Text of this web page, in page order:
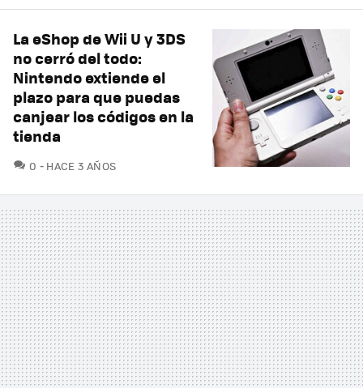
La eShop de Wii U y 3DS
no cerró del todo:
Nintendo extiende el
plazo para que puedas
canjear los códigos en la
tienda
0 COMENTARIOS
HACE 3 AÑOS